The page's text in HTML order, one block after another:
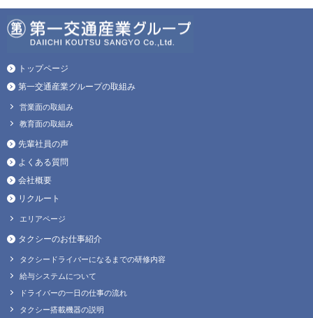
トップページ
第一交通産業グループの取組み
営業面の取組み
教育面の取組み
先輩社員の声
よくある質問
会社概要
リクルート
エリアページ
タクシーのお仕事紹介
タクシードライバーになるまでの研修内容
給与システムについて
ドライバーの一日の仕事の流れ
タクシー搭載機器の説明